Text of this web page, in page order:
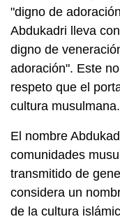
"digno de
Abdukadri lleva
digno de
adoración". Este
respeto que el
cultura musulmana.
El nombre
comunidades
transmitido de
considera un
de la cultura